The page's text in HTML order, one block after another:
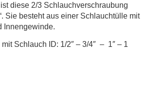
diese 2/3 Schlauchverschraubung
Sie besteht aus einer Schlauchtülle mit
Innengewinde.
Schlauch ID: 1/2″ – 3/4″ – 1″ – 1